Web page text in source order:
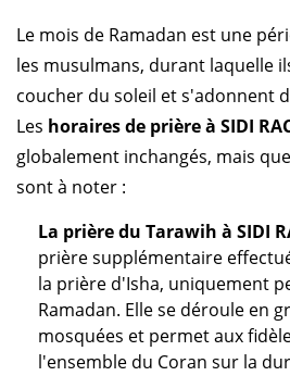
Le mois de Ramadan est une
les musulmans, durant laquelle
coucher du soleil et s'adonnent
Les horaires de prière à SIDI
globalement inchangés, mais
sont à noter :
La prière du Tarawih à SIDI
prière supplémentaire
la prière d'Isha, uniquement
Ramadan. Elle se déroule en
mosquées et permet aux
l'ensemble du Coran sur la